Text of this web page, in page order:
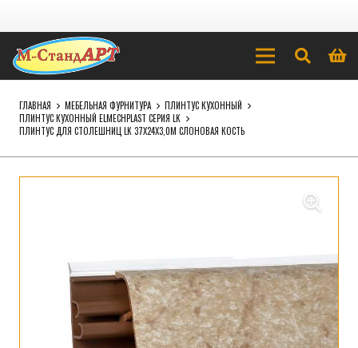
ГЛАВНАЯ МЕБЕЛЬНАЯ ФУРНИТУРА
ПЛИНТУС КУХОННЫЙ
ПЛИНТУС КУХОННЫЙ ELMECHPLAST СЕРИЯ LK
ПЛИНТУС ДЛЯ СТОЛЕШНИЦ LK 37X24X3,0М СЛОНОВАЯ КОСТЬ